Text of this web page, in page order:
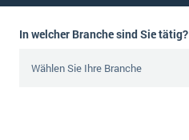
In welcher Branche sind Sie tätig?